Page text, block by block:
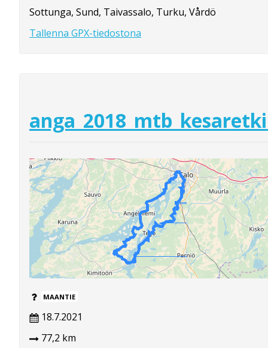
Sottunga, Sund, Taivassalo, Turku, Vårdö
Tallenna GPX-tiedostona
MAANTIE
18.7.2021
77,2 km